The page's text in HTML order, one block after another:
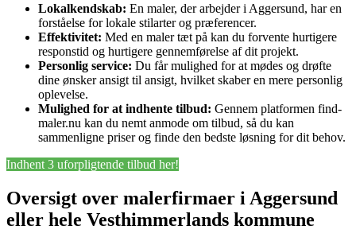
Lokalkendskab: En maler, der arbejder i Aggersund, har en
forståelse for lokale stilarter og præferencer.
Effektivitet: Med en maler tæt på kan du forvente hurtigere
responstid og hurtigere gennemførelse af dit projekt.
Personlig service: Du får mulighed for at mødes og drøfte
dine ønsker ansigt til ansigt, hvilket skaber en mere personlig
oplevelse.
Mulighed for at indhente tilbud: Gennem platformen find-
maler.nu kan du nemt anmode om tilbud, så du kan
sammenligne priser og finde den bedste løsning for dit behov.
Indhent 3 uforpligtende tilbud her!
Oversigt over malerfirmaer i Aggersund
eller hele Vesthimmerlands kommune